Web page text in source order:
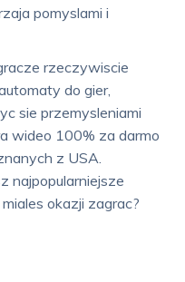
pomyslami i
rzeczywiscie
do gier,
sie przemysleniami
wideo 100% za darmo
z USA.
najpopularniejsze
okazji zagrac?